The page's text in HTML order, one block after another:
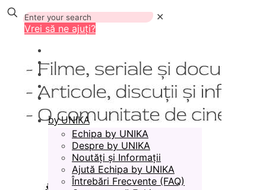
✕
Vrei să ne ajuți?
by UNIKA
Echipa by UNIKA
Despre by UNIKA
Noutăți și Informații
Ajută Echipa by UNIKA
Întrebări Frecvente (FAQ)